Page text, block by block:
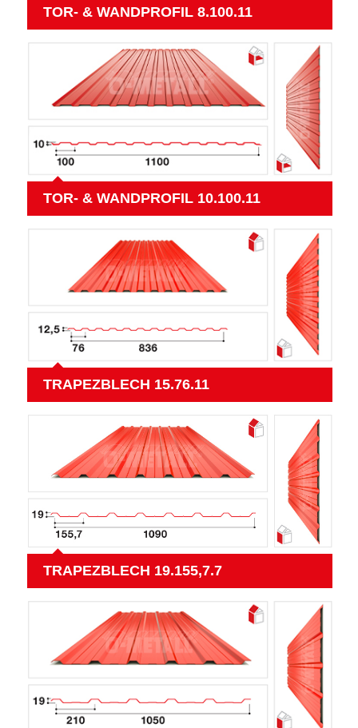
TOR- & WANDPROFIL 8.100.11
TOR- & WANDPROFIL 10.100.11
TRAPEZBLECH 15.76.11
TRAPEZBLECH 19.155,7.7